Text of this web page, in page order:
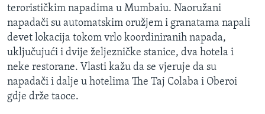
SLOBODA MEDIJA
ŽENSKA STRANA
IZBJEGLIČKA STRANA
MAGAZIN
O GLASU AMERIKE
terorističkim napadima u Mumbaiu. Naoružani
napadači su automatskim oružjem i granatama napali
devet lokacija tokom vrlo koordiniranih napada,
uključujući i dvije željezničke stanice, dva hotela i
neke restorane. Vlasti kažu da se vjeruje da su
napadači i dalje u hotelima The Taj Colaba i Oberoi
gdje drže taoce.